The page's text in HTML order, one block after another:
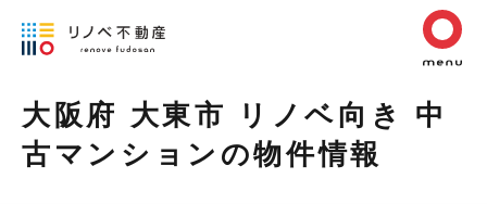
大阪府 大東市 リノベ向き 中
古マンションの物件情報